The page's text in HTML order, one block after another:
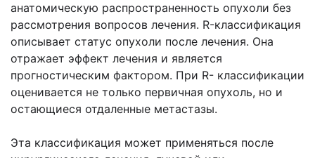
анатомическую распространенность опухоли без
рассмотрения вопросов лечения. R-классификация
описывает статус опухоли после лечения. Она
отражает эффект лечения и является
прогностическим фактором. При R- классификации
оценивается не только первичная опухоль, но и
остающиеся отдаленные метастазы.
Эта классификация может применяться после